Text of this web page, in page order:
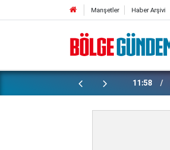
Manşetler Haber Arşivi
sözler: Yüzümü sadece... 11:58